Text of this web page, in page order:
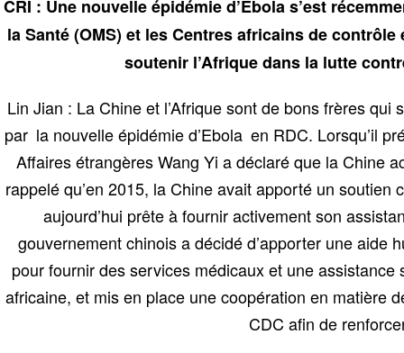
CRI : Une nouvelle épidémie d’Ebola s’est
la Santé (OMS) et les Centres africains de
soutenir l’Afrique dans la lutte
Lin Jian : La Chine et l’Afrique sont de bons frères
par la nouvelle épidémie d’Ebola en RDC. Lorsqu’il
Affaires étrangères Wang Yi a déclaré que la Chine
rappelé qu’en 2015, la Chine avait apporté un soutien
aujourd’hui prête à fournir activement son
gouvernement chinois a décidé d’apporter une aide
pour fournir des services médicaux et une
africaine, et mis en place une coopération en matière
CDC afin de